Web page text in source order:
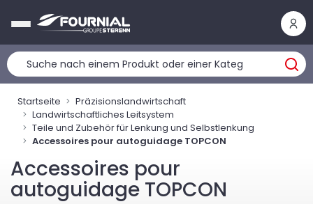
Startseite
Präzisionslandwirtschaft
Landwirtschaftliches Leitsystem
Teile und Zubehör für Lenkung und Selbstlenkung
Accessoires pour autoguidage TOPCON
Accessoires pour
autoguidage TOPCON